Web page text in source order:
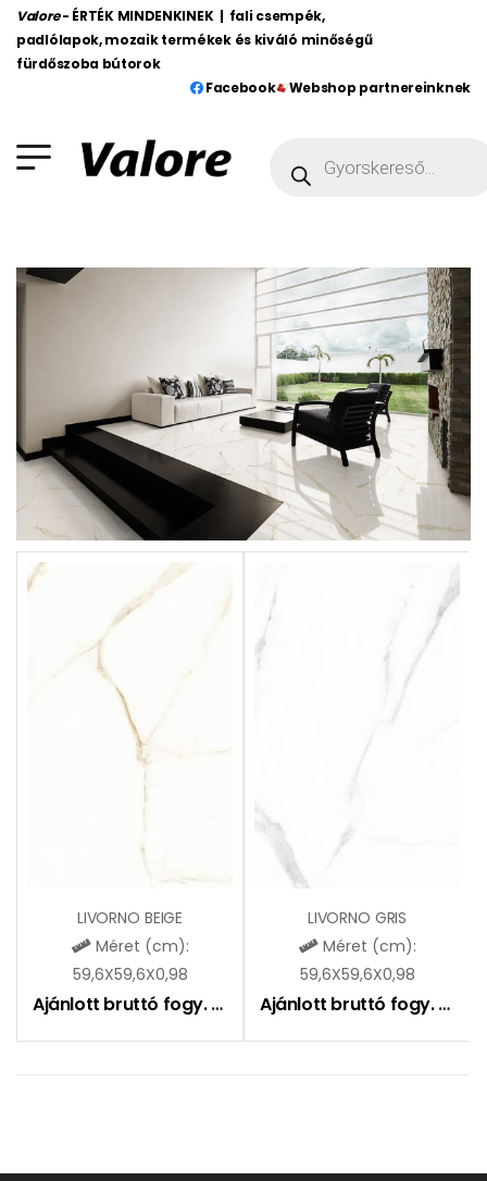
Valore - ÉRTÉK MINDENKINEK | fali csempék,
padlólapok, mozaik termékek és kiváló minőségű
fürdőszoba bútorok
Facebook
Webshop partnereinknek
LIVORNO BEIGE
Méret (cm):
59,6X59,6X0,98
Ajánlott bruttó fogy. ár: 9390Ft
LIVORNO GRIS
Méret (cm):
59,6X59,6X0,98
Ajánlott bruttó fogy. ár: